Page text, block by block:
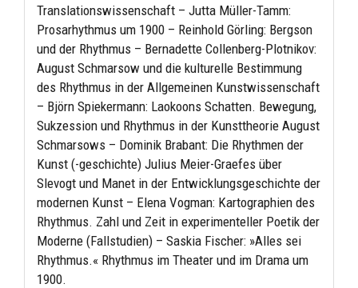
Translationswissenschaft – Jutta Müller-Tamm:
Prosarhythmus um 1900 – Reinhold Görling: Bergson
und der Rhythmus – Bernadette Collenberg-Plotnikov:
August Schmarsow und die kulturelle Bestimmung
des Rhythmus in der Allgemeinen Kunstwissenschaft
– Björn Spiekermann: Laokoons Schatten. Bewegung,
Sukzession und Rhythmus in der Kunsttheorie August
Schmarsows – Dominik Brabant: Die Rhythmen der
Kunst (-geschichte) Julius Meier-Graefes über
Slevogt und Manet in der Entwicklungsgeschichte der
modernen Kunst – Elena Vogman: Kartographien des
Rhythmus. Zahl und Zeit in experimenteller Poetik der
Moderne (Fallstudien) – Saskia Fischer: »Alles sei
Rhythmus.« Rhythmus im Theater und im Drama um
1900.